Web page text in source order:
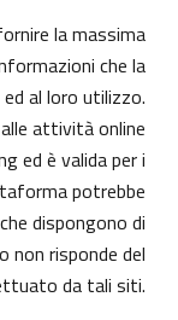
la massima
che la
al loro utilizzo.
attività online
ed è valida per i
potrebbe
dispongono di
non risponde del
da tali siti.